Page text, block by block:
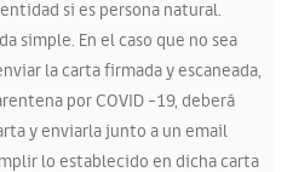
si es persona natural.
simple. En el caso que no sea
la carta firmada y escaneada,
por COVID -19, deberá
y enviarla junto a un email
lo establecido en dicha carta